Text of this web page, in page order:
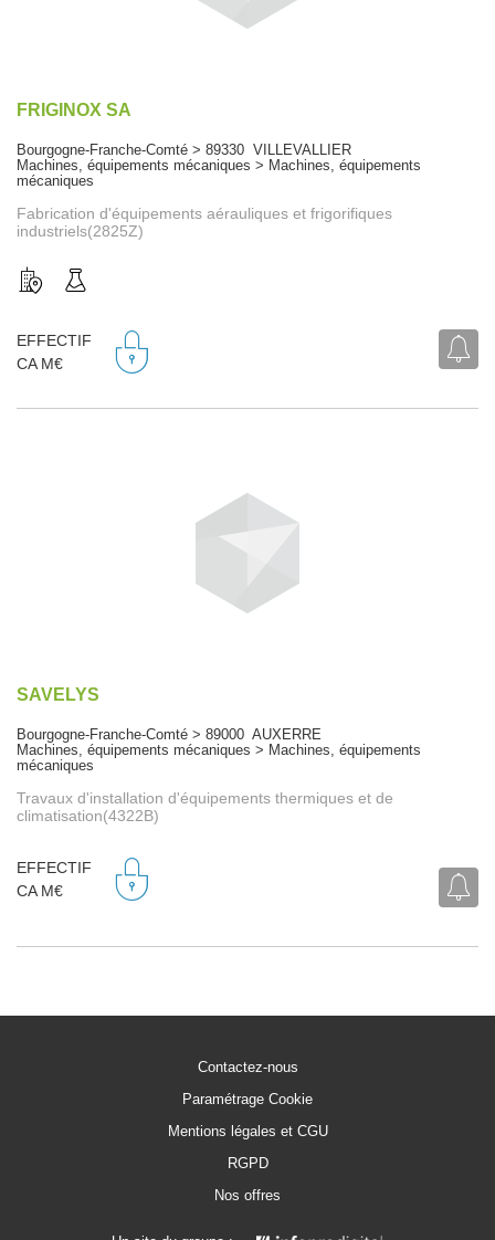
FRIGINOX SA
Bourgogne-Franche-Comté > 89330 VILLEVALLIER
Machines, équipements mécaniques > Machines, équipements
mécaniques
Fabrication d'équipements aérauliques et frigorifiques
industriels(2825Z)
EFFECTIF
CA M€
SAVELYS
Bourgogne-Franche-Comté > 89000 AUXERRE
Machines, équipements mécaniques > Machines, équipements
mécaniques
Travaux d'installation d'équipements thermiques et de
climatisation(4322B)
EFFECTIF
CA M€
Contactez-nous
Paramétrage Cookie
Mentions légales et CGU
RGPD
Nos offres